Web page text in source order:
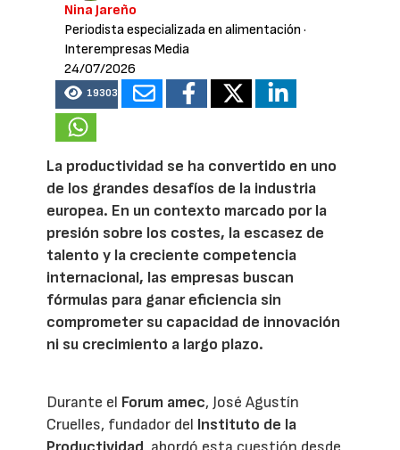
Nina Jareño
Periodista especializada en alimentación ·
Interempresas Media
24/07/2026
19303
La productividad se ha convertido en uno
de los grandes desafíos de la industria
europea. En un contexto marcado por la
presión sobre los costes, la escasez de
talento y la creciente competencia
internacional, las empresas buscan
fórmulas para ganar eficiencia sin
comprometer su capacidad de innovación
ni su crecimiento a largo plazo.
Durante el Forum amec, José Agustín
Cruelles, fundador del Instituto de la